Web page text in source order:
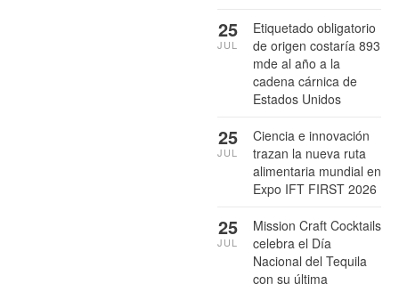
Etiquetado obligatorio
de origen costaría 893
mde al año a la
cadena cárnica de
Estados Unidos
25
JUL
Ciencia e innovación
trazan la nueva ruta
alimentaria mundial en
Expo IFT FIRST 2026
25
JUL
Mission Craft Cocktails
celebra el Día
Nacional del Tequila
con su última
25
JUL